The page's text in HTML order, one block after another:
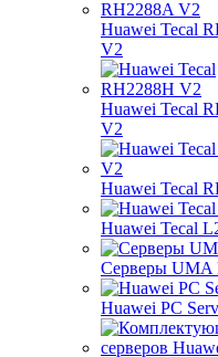
Huawei Tecal
V2
Huawei Tecal
V2
Huawei Tecal
Huawei Tecal
Серверы UMA
Huawei PC